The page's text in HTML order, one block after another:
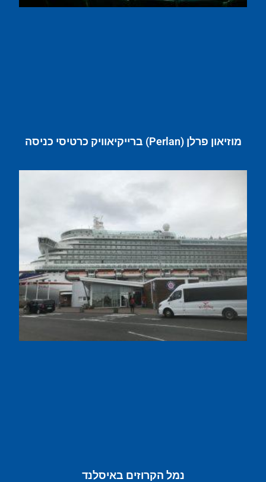
מוזיאון פרלן (Perlan) ברייקיאוויק כרטיסי כניסה
נמל הקרוזים באיסלנד